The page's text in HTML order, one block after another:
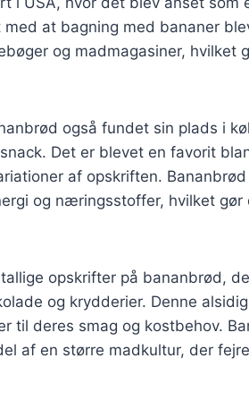
med at bagning med bananer
og madmagasiner, hvilket
også fundet sin plads i
Det er blevet en favorit
af opskriften.
og næringsstoffer, hvilket
opskrifter på bananbrød,
og krydderier. Denne
til deres smag og kostbehov.
af en større madkultur, der